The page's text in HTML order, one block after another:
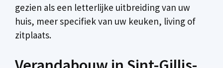
gezien als een letterlijke uitbreiding van uw
huis, meer specifiek van uw keuken, living of
zitplaats.